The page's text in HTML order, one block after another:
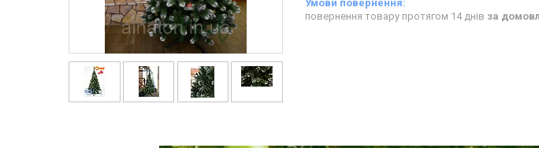
повернення товару протягом 14 днів за